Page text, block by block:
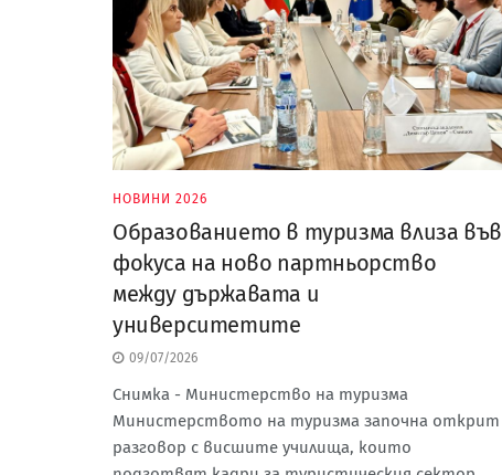
НОВИНИ 2026
Образованието в туризма влиза във
фокуса на ново партньорство
между държавата и
университетите
09/07/2026
Снимка - Министерство на туризма
Министерството на туризма започна открит
разговор с висшите училища, които